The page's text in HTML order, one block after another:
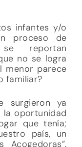
infantes y/o
proceso de
reportan
no se logra
menor parece
familiar?
surgieron ya
la oportunidad
que tenía;
país, un
Acogedoras”.